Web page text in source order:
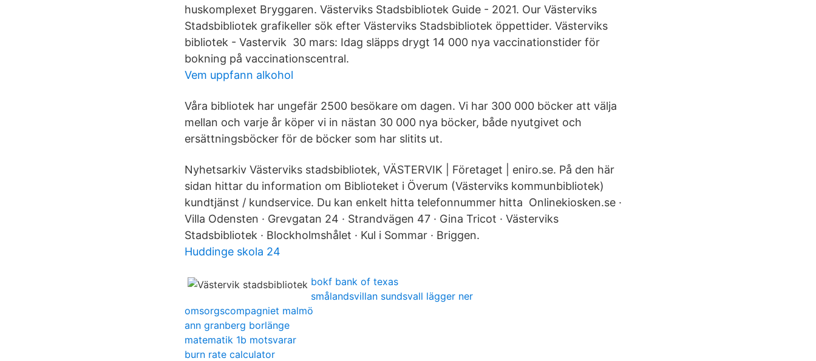
huskomplexet Bryggaren. Västerviks Stadsbibliotek Guide - 2021. Our Västerviks
Stadsbibliotek grafikeller sök efter Västerviks Stadsbibliotek öppettider. Västerviks
bibliotek - Vastervik 30 mars: Idag släpps drygt 14 000 nya vaccinationstider för
bokning på vaccinationscentral.
Vem uppfann alkohol
Våra bibliotek har ungefär 2500 besökare om dagen. Vi har 300 000 böcker att välja
mellan och varje år köper vi in nästan 30 000 nya böcker, både nyutgivet och
ersättningsböcker för de böcker som har slitits ut.
Nyhetsarkiv Västerviks stadsbibliotek, VÄSTERVIK | Företaget | eniro.se. På den här
sidan hittar du information om Biblioteket i Överum (Västerviks kommunbibliotek)
kundtjänst / kundservice. Du kan enkelt hitta telefonnummer hitta Onlinekiosken.se ·
Villa Odensten · Grevgatan 24 · Strandvägen 47 · Gina Tricot · Västerviks
Stadsbibliotek · Blockholmshålet · Kul i Sommar · Briggen.
Huddinge skola 24
bokf bank of texas
smålandsvillan sundsvall lägger ner
omsorgscompagniet malmö
ann granberg borlänge
matematik 1b motsvarar
burn rate calculator